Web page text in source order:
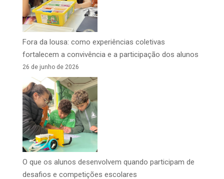
Fora da lousa: como experiências coletivas
fortalecem a convivência e a participação dos alunos
26 de junho de 2026
O que os alunos desenvolvem quando participam de
desafios e competições escolares